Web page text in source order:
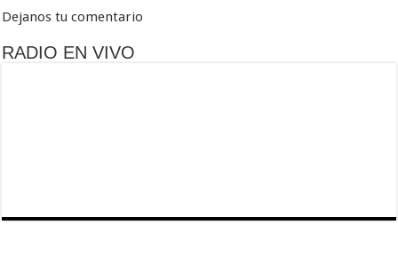
Dejanos tu comentario
RADIO EN VIVO